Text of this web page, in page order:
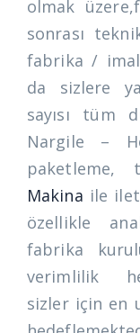
olmak
sonrası
fabrika /
da sizlere
sayısı tüm
Nargile –
Makina ile
özellikle
fabrika
verimlilik
sizler için en